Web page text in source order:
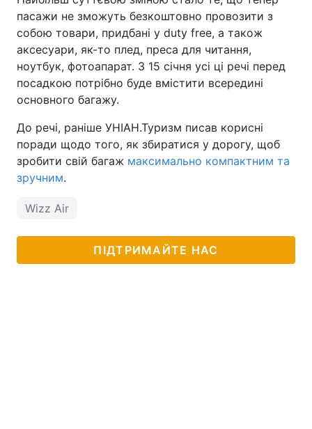
пасажи не зможуть безкоштовно провозити з
собою товари, придбані у duty free, а також
аксесуари, як-то плед, преса для читання,
ноутбук, фотоапарат. З 15 січня усі ці речі перед
посадкою потрібно буде вмістити всередині
основного багажу.
До речі, раніше УНІАН.Туризм писав корисні
поради щодо того, як збиратися у дорогу, щоб
зробити свій багаж максимально компактним та
зручним.
Wizz Air
ПІДТРИМАЙТЕ НАС